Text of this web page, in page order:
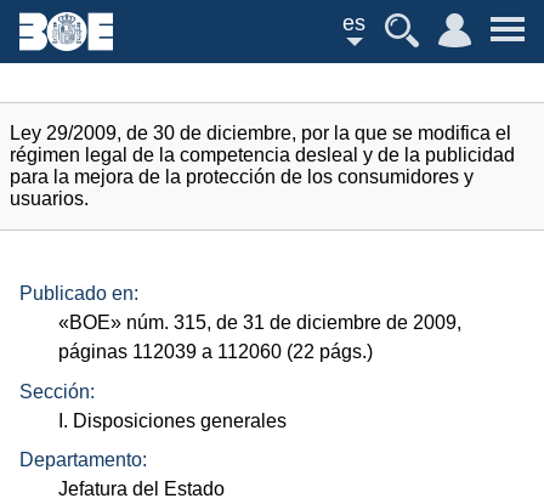
es
Ley 29/2009, de 30 de diciembre, por la que se modifica el
régimen legal de la competencia desleal y de la publicidad
para la mejora de la protección de los consumidores y
usuarios.
Publicado en:
«BOE» núm. 315, de 31 de diciembre de 2009,
páginas 112039 a 112060 (22 págs.)
Sección:
I. Disposiciones generales
Departamento:
Jefatura del Estado